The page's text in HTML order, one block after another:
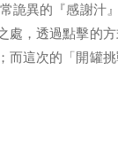
詭異的『感謝汁
處，透過點擊的
這次的「開罐